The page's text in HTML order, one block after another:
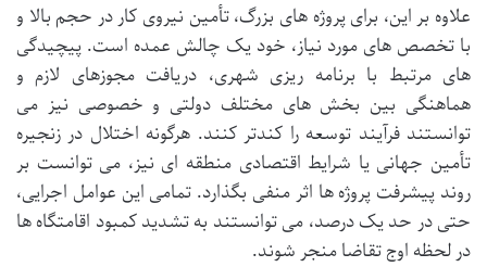
علاوه بر این، برای پروژه های بزرگ، تأمین نیروی کار در حجم بالا و
با تخصص های مورد نیاز، خود یک چالش عمده است. پیچیدگی
های مرتبط با برنامه ریزی شهری، دریافت مجوزهای لازم و
هماهنگی بین بخش های مختلف دولتی و خصوصی نیز می
توانستند فرآیند توسعه را کندتر کنند. هرگونه اختلال در زنجیره
تأمین جهانی یا شرایط اقتصادی منطقه ای نیز، می توانست بر
روند پیشرفت پروژه ها اثر منفی بگذارد. تمامی این عوامل اجرایی،
حتی در حد یک درصد، می توانستند به تشدید کمبود اقامتگاه ها
در لحظه اوج تقاضا منجر شوند.